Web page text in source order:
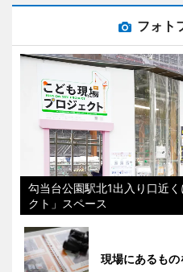
フォト
勾当台公園駅北1出入り口近
クト」スペース
現場にあるもの